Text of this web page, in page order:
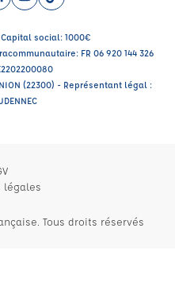
fenêtre)
(nouvelle fenêtre)
(nouvelle fenêtre)
YouTube (nouvelle fenêtre)
TikTok (nouvelle
social: 1000€
FR 06 920 144 326
(22300) - Représentant légal :
légales
Tous droits réservés